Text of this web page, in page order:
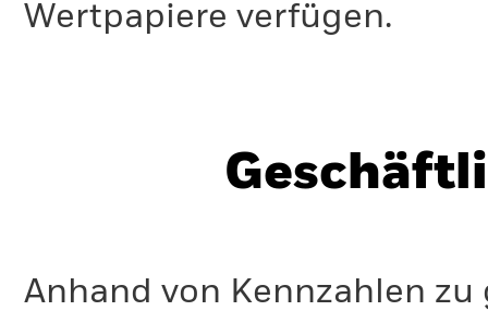
Wertpapiere verfügen.
Anhand von Kennzahlen